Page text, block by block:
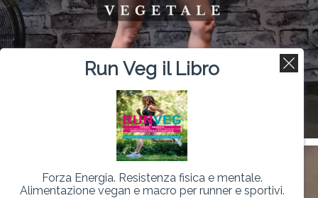
Run Veg il Libro
Forza Energia. Resistenza fisica e mentale.
Alimentazione vegan e macro per runner e sportivi.